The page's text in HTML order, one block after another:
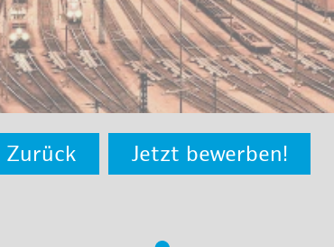
Zurück Jetzt bewerben!